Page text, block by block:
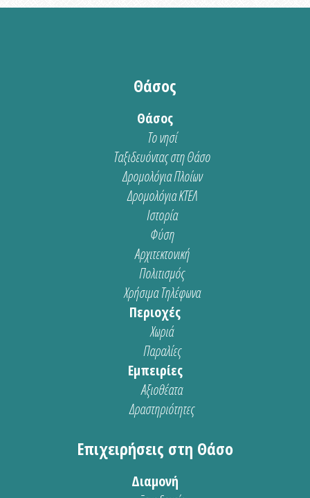
Θάσος
Θάσος
Το νησί
Ταξιδευόντας στη Θάσο
Δρομολόγια Πλοίων
Δρομολόγια ΚΤΕΛ
Ιστορία
Φύση
Αρχιτεκτονική
Πολιτισμός
Χρήσιμα Τηλέφωνα
Περιοχές
Χωριά
Παραλίες
Εμπειρίες
Αξιοθέατα
Δραστηριότητες
Επιχειρήσεις στη Θάσο
Διαμονή